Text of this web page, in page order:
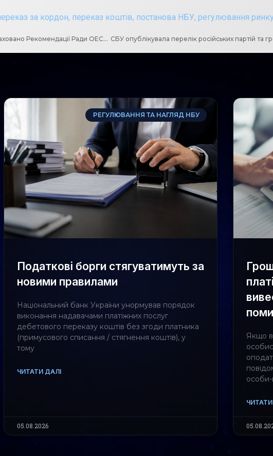
за кордон, переказ коштів, постанова НБУ, регулювання
Оприлюднено проект закону про зміни Податкового кодексу: враховано Рекомендації Ради ОЕСР для боротьби з підкупом іноземних посадових осіб
РЕГУЛЮВАННЯ ТА НАГЛЯД НБУ
Податкові борги стягуватимуть за
новими правилами
Національний банк України унормував порядок
виконання надавачами платіжних послуг
дебетового переказу коштів без згоди платника
(примусового списання / стягнення коштів), у
тому
ЧИТАТИ ДАЛІ
05.08.2026
Якщо в
особи-